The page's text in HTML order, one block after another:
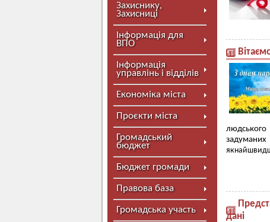
Захиснику,
Захисниці
Інформація для
ВПО
Інформація
управлінь і відділів
Економіка міста
Проєкти міста
Громадський
бюджет
Бюджет громади
Правова база
Громадська участь
людського
задуманих
дані